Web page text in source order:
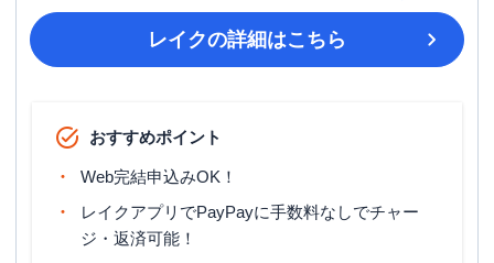
レイクの詳細はこちら
おすすめポイント
Web完結申込みOK！
レイクアプリでPayPayに手数料なしでチャー
ジ・返済可能！